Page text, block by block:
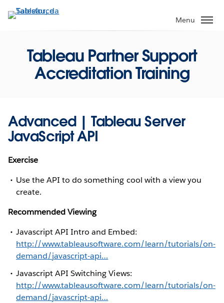
Passa
Menu
Tableau Partner Support
Accreditation Training
Advanced | Tableau Server
JavaScript API
Exercise
Use the API to do something cool with a view you
create.
Recommended Viewing
Javascript API Intro and Embed:
http://www.tableausoftware.com/learn/tutorials/on-
demand/javascript-api…
Javascript API Switching Views:
http://www.tableausoftware.com/learn/tutorials/on-
demand/javascript-api…